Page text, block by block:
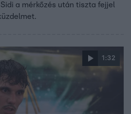
a mérkőzés után tiszta fejjel
1:32